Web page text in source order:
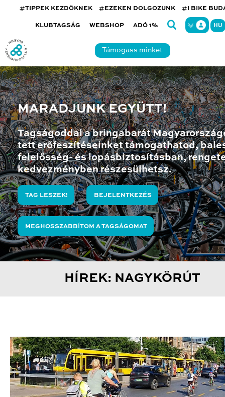
#TIPPEK KEZDŐKNEK #EZEKEN DOLGOZUNK #I BIKE
KLUBTAGSÁG WEBSHOP ADÓ 1% HU
Támogass minket
MARADJUNK EGYÜTT!
Tagságoddal a bringabarát
tett erőfeszítéseinket támogathatod,
felelősség- és lopásbiztosításban,
kedvezményben részesülhetsz.
TAG LESZEK! BEJELENTKEZÉS
MEGHOSSZABBÍTOM A TAGSÁGOMAT
HÍREK: NAGYKÖRÚT